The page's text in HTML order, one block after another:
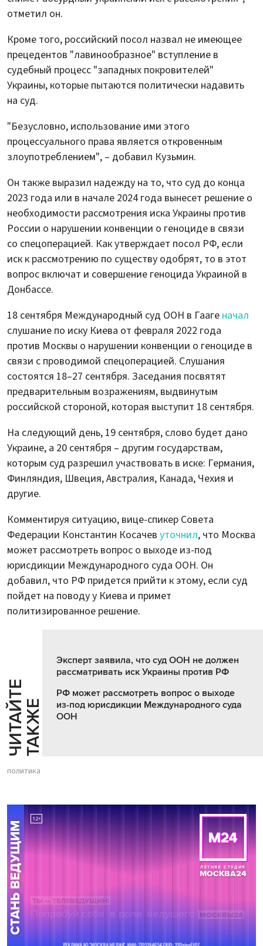
отметил он.
Кроме того, российский посол назвал не имеющее
прецедентов "лавинообразное" вступление в
судебный процесс "западных покровителей"
Украины, которые пытаются политически надавить
на суд.
"Безусловно, использование ими этого
процессуального права является откровенным
злоупотреблением", – добавил Кузьмин.
Он также выразил надежду на то, что суд до конца
2023 года или в начале 2024 года вынесет решение о
необходимости рассмотрения иска Украины против
России о нарушении конвенции о геноциде в связи
со спецоперацией. Как утверждает посол РФ, если
иск к рассмотрению по существу одобрят, то в этот
вопрос включат и совершение геноцида Украиной в
Донбассе.
18 сентября Международный суд ООН в Гааге начал
слушание по иску Киева от февраля 2022 года
против Москвы о нарушении конвенции о геноциде в
связи с проводимой спецоперацией. Слушания
состоятся 18–27 сентября. Заседания посвятят
предварительным возражениям, выдвинутым
российской стороной, которая выступит 18 сентября.
На следующий день, 19 сентября, слово будет дано
Украине, а 20 сентября – другим государствам,
которым суд разрешил участвовать в иске: Германия,
Финляндия, Швеция, Австралия, Канада, Чехия и
другие.
Комментируя ситуацию, вице-спикер Совета
Федерации Константин Косачев уточнил, что Москва
может рассмотреть вопрос о выходе из-под
юрисдикции Международного суда ООН. Он
добавил, что РФ придется прийти к этому, если суд
пойдет на поводу у Киева и примет
политизированное решение.
Ч
И
Т
АЙ
Т
Е
Т
А
К
ЖЕ
Эксперт заявила, что суд ООН не должен
рассматривать иск Украины против РФ
РФ может рассмотреть вопрос о выходе
из-под юрисдикции Международного суда
ООН
политика